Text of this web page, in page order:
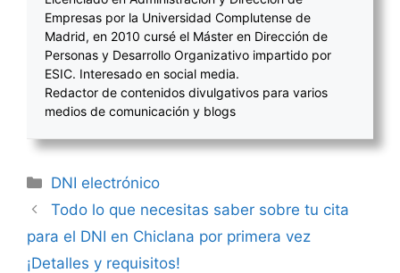
Empresas por la Universidad Complutense de
Madrid, en 2010 cursé el Máster en Dirección de
Personas y Desarrollo Organizativo impartido por
ESIC. Interesado en social media.
Redactor de contenidos divulgativos para varios
medios de comunicación y blogs
Categorías
DNI electrónico
Navegación
entradas
Todo lo que necesitas saber sobre tu cita
para el DNI en Chiclana por primera vez
¡Detalles y requisitos!